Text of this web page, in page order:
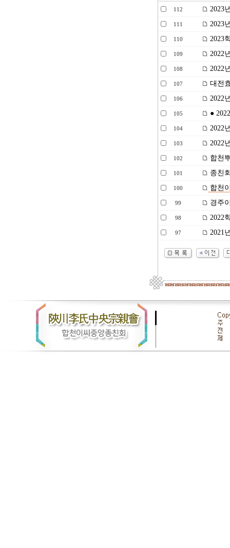
112 2023
111 2023
110 2023
109 2022
108 2022
107 대전
106 2022
105 ●
104 2022
103 2022
102 합천
101 종친
100 합천
99 경주
98 2022
97 2021